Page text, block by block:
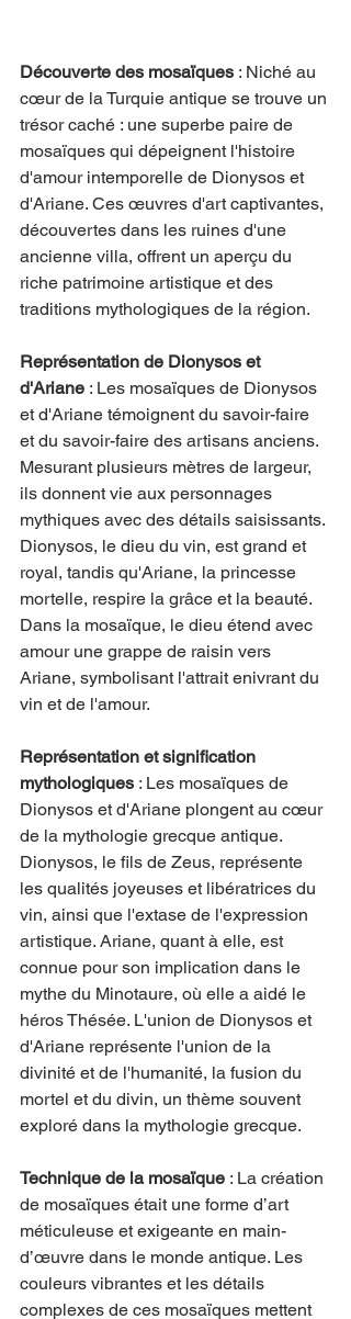
Découverte des mosaïques : Niché au
cœur de la Turquie antique se trouve un
trésor caché : une superbe paire de
mosaïques qui dépeignent l'histoire
d'amour intemporelle de Dionysos et
d'Ariane. Ces œuvres d'art captivantes,
découvertes dans les ruines d'une
ancienne villa, offrent un aperçu du
riche patrimoine artistique et des
traditions mythologiques de la région.
Représentation de Dionysos et
d'Ariane : Les mosaïques de Dionysos
et d'Ariane témoignent du savoir-faire
et du savoir-faire des artisans anciens.
Mesurant plusieurs mètres de largeur,
ils donnent vie aux personnages
mythiques avec des détails saisissants.
Dionysos, le dieu du vin, est grand et
royal, tandis qu'Ariane, la princesse
mortelle, respire la grâce et la beauté.
Dans la mosaïque, le dieu étend avec
amour une grappe de raisin vers
Ariane, symbolisant l'attrait enivrant du
vin et de l'amour.
Représentation et signification
mythologiques : Les mosaïques de
Dionysos et d'Ariane plongent au cœur
de la mythologie grecque antique.
Dionysos, le fils de Zeus, représente
les qualités joyeuses et libératrices du
vin, ainsi que l'extase de l'expression
artistique. Ariane, quant à elle, est
connue pour son implication dans le
mythe du Minotaure, où elle a aidé le
héros Thésée. L'union de Dionysos et
d'Ariane représente l'union de la
divinité et de l'humanité, la fusion du
mortel et du divin, un thème souvent
exploré dans la mythologie grecque.
Technique de la mosaïque : La création
de mosaïques était une forme d’art
méticuleuse et exigeante en main-
d’œuvre dans le monde antique. Les
couleurs vibrantes et les détails
complexes de ces mosaïques mettent